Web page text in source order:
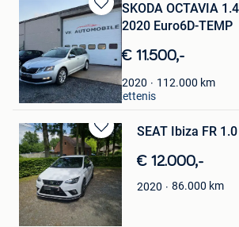
Bewaren
in
Mijn
Favorieten
SKODA OCTAVIA
2020 Euro6D-TEMP
€ 11.500,-
2020 112.000 km
Vk automobile
Lontzen Gebietsteil Kettenis
Bewaren
in
Mijn
Favorieten
SEAT Ibiza FR
€ 12.000,-
2020 86.000 km
Arvid coolen
Lommel